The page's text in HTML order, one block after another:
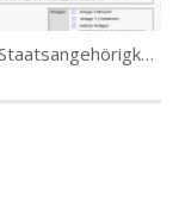
Anleitung Staatsangehörigkeitsausweis